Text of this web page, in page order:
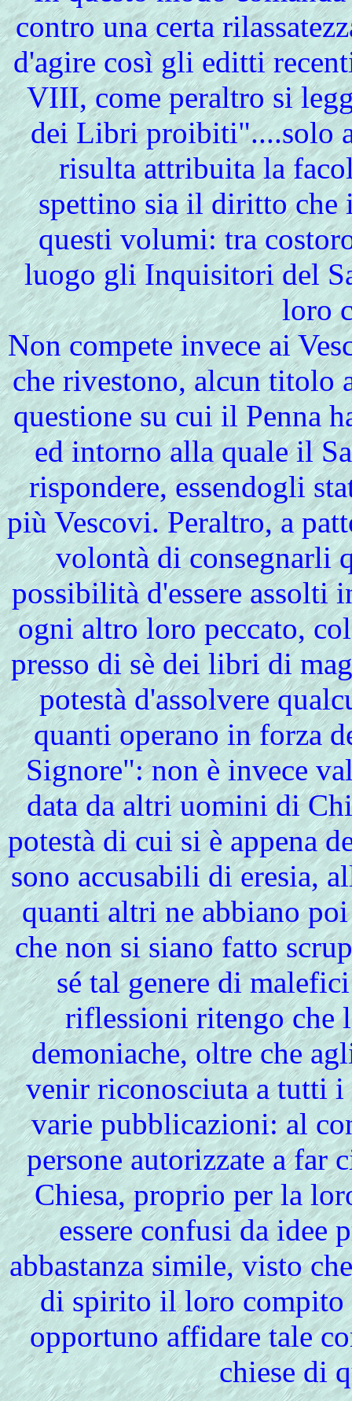
contro una certa
d'agire così gli editti
VIII, come peraltro si
dei Libri proibiti"....solo
risulta attribuita la
spettino sia il diritto che
questi volumi: tra
luogo gli Inquisitori del
loro
Non compete invece ai
che rivestono, alcun titolo
questione su cui il Penna
ed intorno alla quale il
rispondere, essendogli
più Vescovi. Peraltro, a
volontà di consegnarli
possibilità d'essere assolti
ogni altro loro peccato,
presso di sè dei libri di
potestà d'assolvere
quanti operano in forza
Signore": non è invece
data da altri uomini di
potestà di cui si è appena
sono accusabili di eresia,
quanti altri ne abbiano
che non si siano fatto
sé tal genere di
riflessioni ritengo che
demoniache, oltre che
venir riconosciuta a tutti
varie pubblicazioni: al
persone autorizzate a
Chiesa, proprio per la
essere confusi da idee
abbastanza simile, visto
di spirito il loro compito
opportuno affidare tale
chiese di